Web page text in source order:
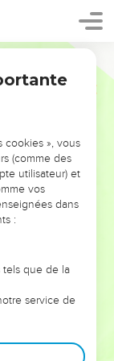
ÉVITER LES
les erreurs
même que ce
et responsables
leurs erreurs
cookies », vous
(comme des
utilisateur) et
vos
dans
:
tels que de la
service de